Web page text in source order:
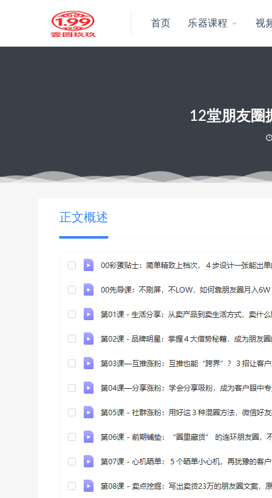
首页 乐器课程 视
12堂朋友圈
当前位置： 12堂朋友圈掘金术：开启副业赚钱之
正文概述